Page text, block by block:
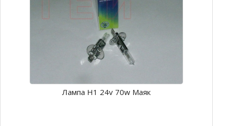
Лампа Н1 24v 70w Маяк